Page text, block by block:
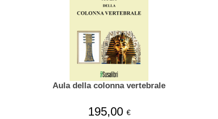
Aula della colonna vertebrale
195,00 €